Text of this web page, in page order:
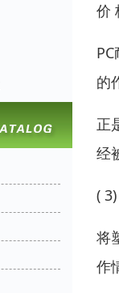
价
的
正
经
(
将
作